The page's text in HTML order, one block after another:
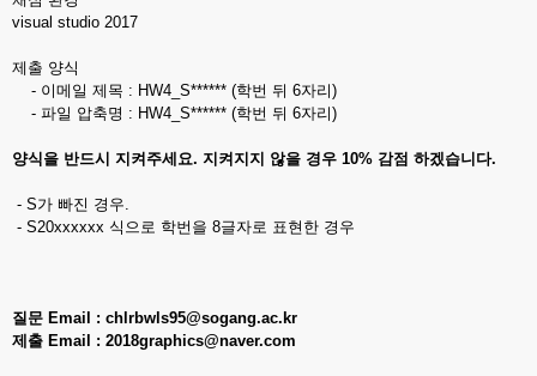
visual studio 2017
제출 양식
- 이메일 제목 : HW4_S****** (학번 뒤 6자리)
- 파일 압축명 : HW4_S****** (학번 뒤 6자리)
양식을 반드시 지켜주세요. 지켜지지 않을 경우 10% 감점 하겠습니다.
- S가 빠진 경우.
- S20xxxxxx 식으로 학번을 8글자로 표현한 경우
질문 Email : chlrbwls95@sogang.ac.kr
제출 Email : 2018graphics@naver.com